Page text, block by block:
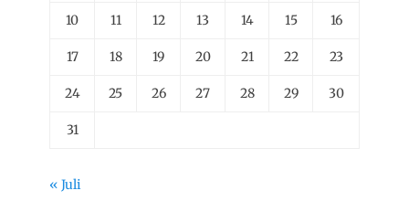
10 11 12 13 14 15 16
17 18 19 20 21 22 23
24 25 26 27 28 29 30
31
« Juli